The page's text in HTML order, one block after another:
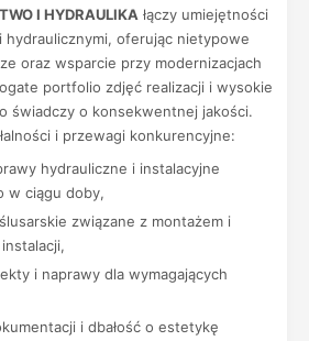
I HYDRAULIKA łączy umiejętności
hydraulicznymi, oferując nietypowe
oraz wsparcie przy modernizacjach
portfolio zdjęć realizacji i wysokie
świadczy o konsekwentnej jakości.
i przewagi konkurencyjne:
hydrauliczne i instalacyjne
w ciągu doby,
związane z montażem i
i naprawy dla wymagających
i dbałość o estetykę